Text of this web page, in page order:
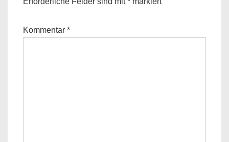
Kommentar *